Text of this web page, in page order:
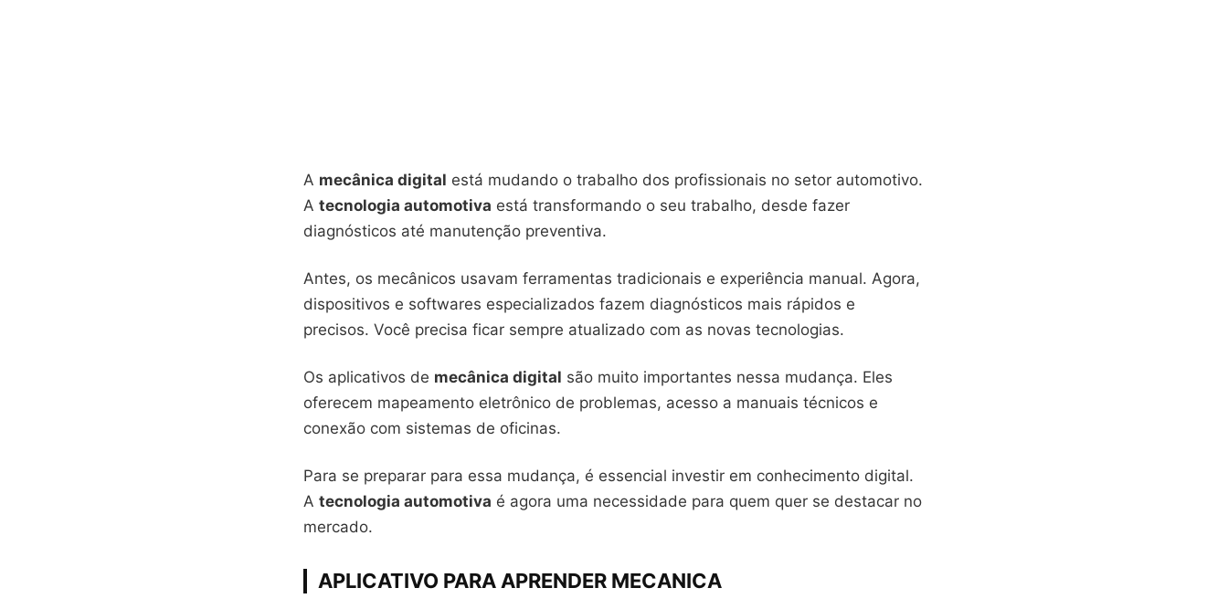
A mecânica digital está mudando o trabalho dos profissionais no setor automotivo.
A tecnologia automotiva está transformando o seu trabalho, desde fazer
diagnósticos até manutenção preventiva.
Antes, os mecânicos usavam ferramentas tradicionais e experiência manual. Agora,
dispositivos e softwares especializados fazem diagnósticos mais rápidos e
precisos. Você precisa ficar sempre atualizado com as novas tecnologias.
Os aplicativos de mecânica digital são muito importantes nessa mudança. Eles
oferecem mapeamento eletrônico de problemas, acesso a manuais técnicos e
conexão com sistemas de oficinas.
Para se preparar para essa mudança, é essencial investir em conhecimento digital.
A tecnologia automotiva é agora uma necessidade para quem quer se destacar no
mercado.
APLICATIVO PARA APRENDER MECANICA